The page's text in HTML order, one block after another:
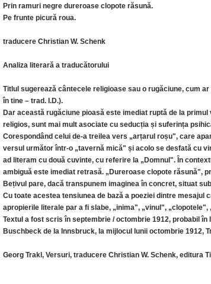
Prin ramuri negre dureroase clopote răsună.
Pe frunte picură roua.
traducere Christian W. Schenk
Analiza literară a traducătorului
Titlul sugerează cântecele religioase sau o rugăciune, cum
în tine – trad. I.D.).
Dar această rugăciune pioasă este imediat ruptă de la
religios, sunt mai mult asociate cu seducția și suferința
Corespondând celui de-a treilea vers „arțarul roșu", care
versul următor într-o „tavernă mică" și acolo se desfată cu
ad literam cu două cuvinte, cu referire la „Domnul". În
ambiguă este imediat retrasă. „Dureroase clopote răsună",
Bețivul pare, dacă transpunem imaginea în concret, situat
Cu toate acestea tensiunea de bază a poeziei dintre
apropierile literale par a fi slabe, „inima", „vinul",
Textul a fost scris în septembrie / octombrie 1912, probabil
Buschbeck de la Innsbruck, la mijlocul lunii octombrie 1912,
Georg Trakl, Versuri, traducere Christian W. Schenk, editura